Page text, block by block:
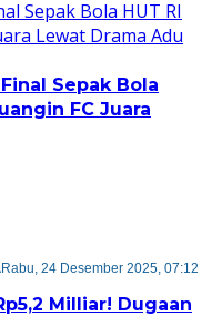
Sepak Bola
FC Juara
Rabu, 24 Desember 2025, 07:12
Milliar! Dugaan